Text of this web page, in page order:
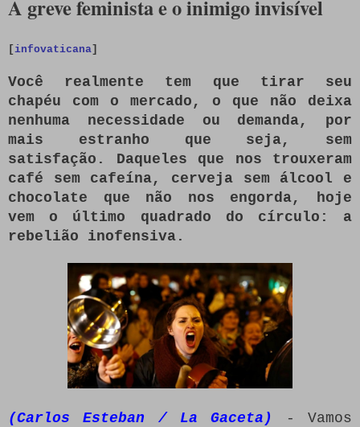
A greve feminista e o inimigo invisível
[infovaticana]
Você realmente tem que tirar seu
chapéu com o mercado, o que não deixa
nenhuma necessidade ou demanda, por
mais estranho que seja, sem
satisfação.
Daqueles que nos trouxeram
café sem cafeína, cerveja sem álcool e
chocolate que não nos engorda, hoje
vem o último quadrado do círculo: a
rebelião inofensiva.
(Carlos Esteban / La Gaceta)
- Vamos